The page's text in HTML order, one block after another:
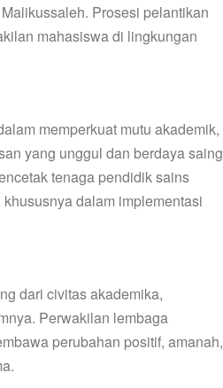
Prosesi pelantikan
mahasiswa di lingkungan
memperkuat mutu akademik,
yang unggul dan berdaya saing
tenaga pendidik sains
dalam implementasi
dari civitas akademika,
Perwakilan lembaga
perubahan positif, amanah,